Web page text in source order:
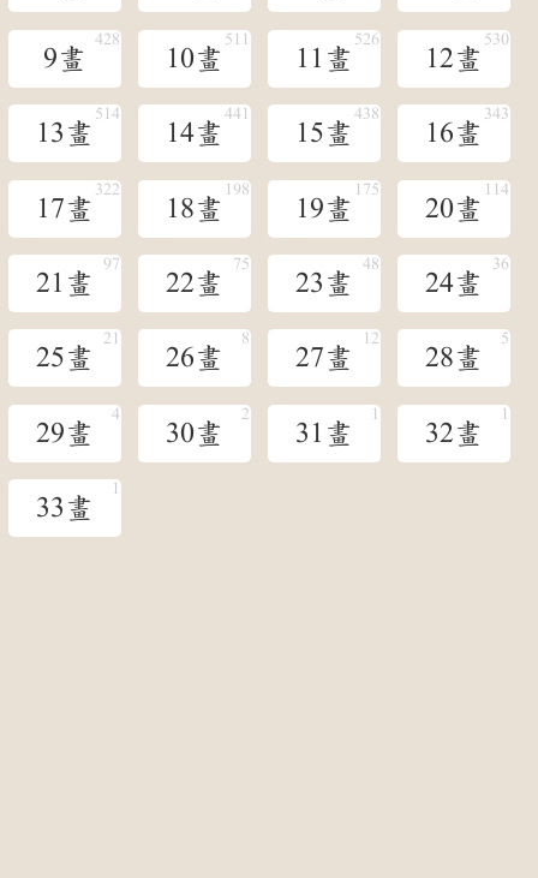
9畫 10畫 11畫 12畫
13畫 14畫 15畫 16畫
17畫 18畫 19畫 20畫
21畫 22畫 23畫 24畫
25畫 26畫 27畫 28畫
29畫 30畫 31畫 32畫
33畫